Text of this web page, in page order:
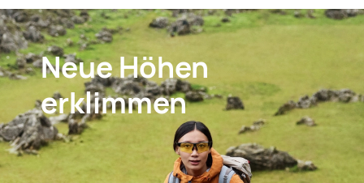
Neue Höhen
erklimmen